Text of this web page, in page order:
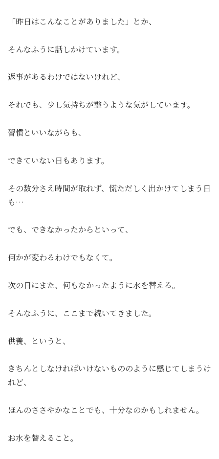
「昨日はこんなことがありました」とか、
そんなふうに話しかけています。
返事があるわけではないけれど、
それでも、少し気持ちが整うような気がしています。
習慣といいながらも、
できていない日もあります。
その数分さえ時間が取れず、慌ただしく出かけてしまう日
も…
でも、できなかったからといって、
何かが変わるわけでもなくて。
次の日にまた、何もなかったように水を替える。
そんなふうに、ここまで続いてきました。
供養、というと、
きちんとしなければいけないもののように感じてしまうけ
れど、
ほんのささやかなことでも、十分なのかもしれません。
お水を替えること。